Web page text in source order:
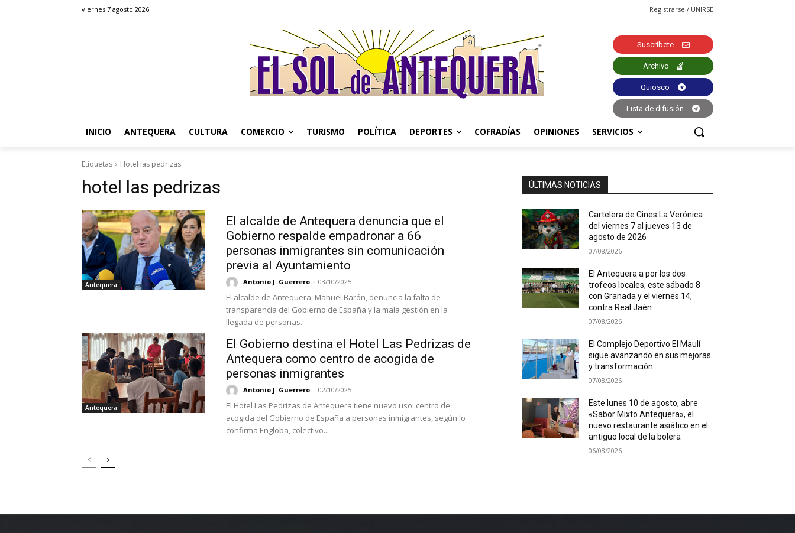
viernes 7 agosto 2026 Registrarse / UNIRSE
Suscríbete
Archivo
Quiosco
Lista de difusión
INICIO ANTEQUERA CULTURA COMERCIO TURISMO POLÍTICA DEPORTES COFRADÍAS OPINIONES SERVICIOS
Etiquetas Hotel las pedrizas
hotel las pedrizas
Antequera
El alcalde de Antequera denuncia que el
Gobierno respalde empadronar a 66
personas inmigrantes sin comunicación
previa al Ayuntamiento
Antonio J. Guerrero - 03/10/2025
El alcalde de Antequera, Manuel Barón, denuncia la falta de
transparencia del Gobierno de España y la mala gestión en la
llegada de personas...
Antequera
El Gobierno destina el Hotel Las Pedrizas de
Antequera como centro de acogida de
personas inmigrantes
Antonio J. Guerrero - 02/10/2025
El Hotel Las Pedrizas de Antequera tiene nuevo uso: centro de
acogida del Gobierno de España a personas inmigrantes, según lo
confirma Engloba, colectivo...
ÚLTIMAS NOTICIAS
Cartelera de Cines La Verónica
del viernes 7 al jueves 13 de
agosto de 2026
07/08/2026
El Antequera a por los dos
trofeos locales, este sábado 8
con Granada y el viernes 14,
contra Real Jaén
07/08/2026
El Complejo Deportivo El Maulí
sigue avanzando en sus mejoras
y transformación
07/08/2026
Este lunes 10 de agosto, abre
«Sabor Mixto Antequera», el
nuevo restaurante asiático en el
antiguo local de la bolera
06/08/2026